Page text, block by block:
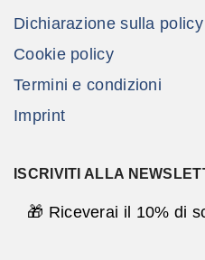
Dichiarazione sulla policy
Cookie policy
Termini e condizioni
Imprint
ISCRIVITI ALLA
🎁 Riceverai il 10% di